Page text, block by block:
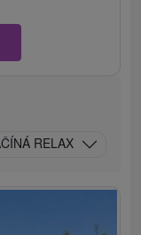
RELAX